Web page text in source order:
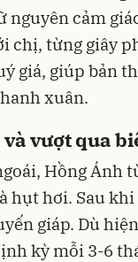
nguyên cảm
chị, từng giây
giá, giúp bản
xuân.
vượt qua
Hồng Ánh
hụt hơi. Sau
giáp. Dù
kỳ mỗi 3-6